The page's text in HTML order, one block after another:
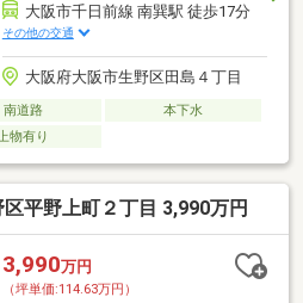
大阪市千日前線 南巽駅 徒歩17分
その他の交通
大阪府大阪市生野区田島４丁目
南道路
本下水
物有り
平野上町２丁目 3,990万円
3,990万円
（坪単価:114.63万円）